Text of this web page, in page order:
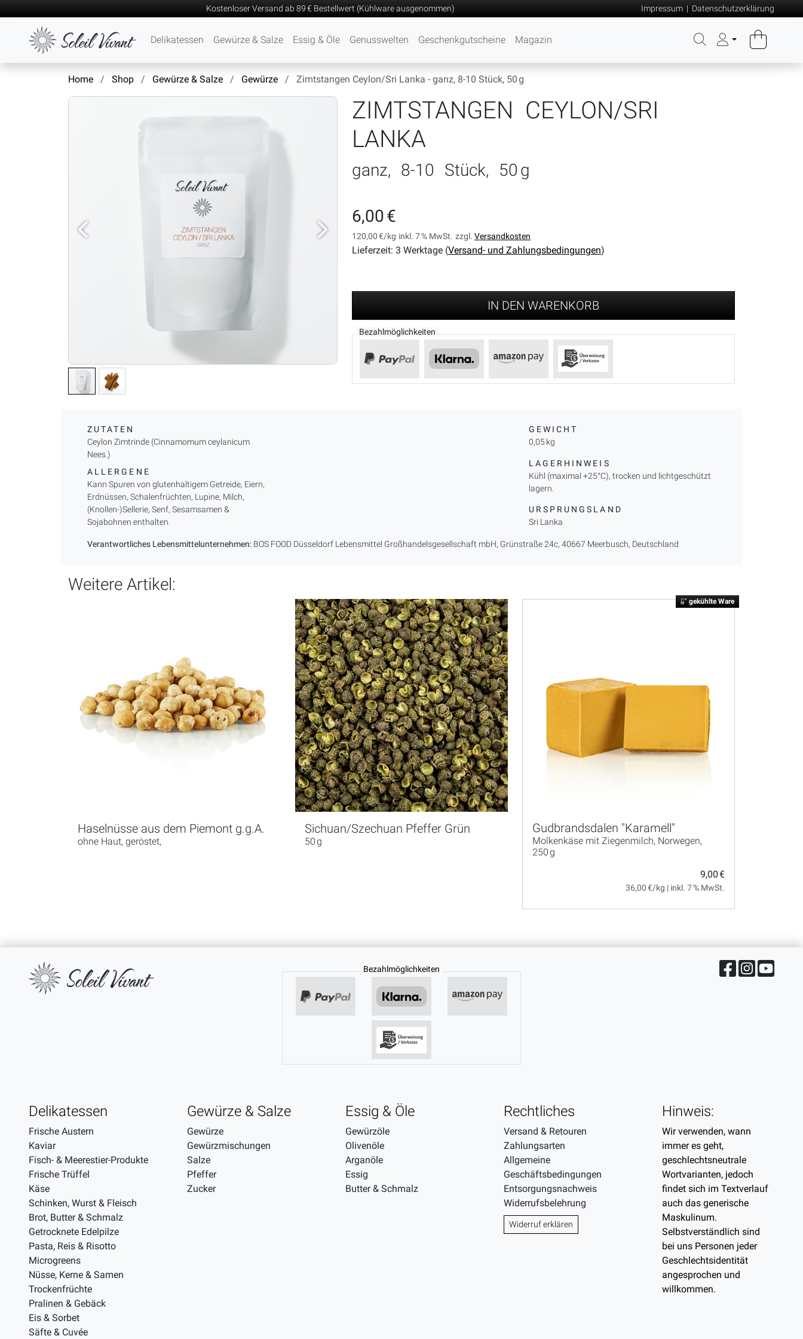
Kostenloser Versand ab 89 € Bestellwert (Kühlware ausgenommen) Impressum | Datenschutzerklärung
Delikatessen Gewürze & Salze Essig & Öle Genusswelten Geschenkgutscheine Magazin
Home Shop Gewürze & Salze Gewürze Zimtstangen Ceylon/Sri Lanka - ganz, 8-10 Stück, 50 g
ZIMTSTANGEN CEYLON/SRI
LANKA
ganz, 8-10 Stück, 50 g
6,00 €
120,00 €/kg inkl. 7 % MwSt. zzgl. Versandkosten
Lieferzeit: 3 Werktage (Versand- und Zahlungsbedingungen)
IN DEN WARENKORB
Bezahlmöglichkeiten
ZUTATEN
Ceylon Zimtrinde (Cinnamomum ceylanicum
Nees.)
ALLERGENE
Kann Spuren von glutenhaltigem Getreide, Eiern,
Erdnüssen, Schalenfrüchten, Lupine, Milch,
(Knollen-)Sellerie, Senf, Sesamsamen &
Sojabohnen enthalten.
GEWICHT
0,05 kg
LAGERHINWEIS
Kühl (maximal +25°C), trocken und lichtgeschützt
lagern.
URSPRUNGSLAND
Sri Lanka
Verantwortliches Lebensmittelunternehmen: BOS FOOD Düsseldorf Lebensmittel Großhandelsgesellschaft mbH, Grünstraße 24c, 40667 Meerbusch, Deutschland
Weitere Artikel:
Haselnüsse aus dem Piemont g.g.A.
ohne Haut, geröstet,
Sichuan/Szechuan Pfeffer Grün
50 g
gekühlte Ware
Gudbrandsdalen "Karamell"
Molkenkäse mit Ziegenmilch, Norwegen,
250 g
9,00 €
36,00 €/kg | inkl. 7 % MwSt.
Bezahlmöglichkeiten
Delikatessen
Frische Austern
Kaviar
Fisch- & Meerestier-Produkte
Frische Trüffel
Käse
Schinken, Wurst & Fleisch
Brot, Butter & Schmalz
Getrocknete Edelpilze
Pasta, Reis & Risotto
Microgreens
Nüsse, Kerne & Samen
Trockenfrüchte
Pralinen & Gebäck
Eis & Sorbet
Säfte & Cuvée
Gewürze & Salze
Gewürze
Gewürzmischungen
Salze
Pfeffer
Zucker
Essig & Öle
Gewürzöle
Olivenöle
Arganöle
Essig
Butter & Schmalz
Rechtliches
Versand & Retouren
Zahlungsarten
Allgemeine
Geschäftsbedingungen
Entsorgungsnachweis
Widerrufsbelehrung
Widerruf erklären
Hinweis:
Wir verwenden, wann
immer es geht,
geschlechtsneutrale
Wortvarianten, jedoch
findet sich im Textverlauf
auch das generische
Maskulinum.
Selbstverständlich sind
bei uns Personen jeder
Geschlechtsidentität
angesprochen und
willkommen.